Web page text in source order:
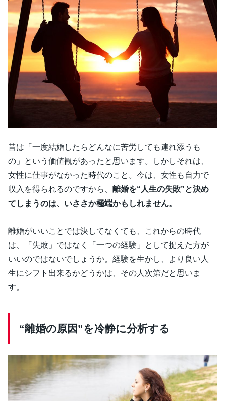
昔は「一度結婚したらどんなに苦労しても連れ添うも
の」という価値観があったと思います。しかしそれは、
女性に仕事がなかった時代のこと。今は、女性も自力で
収入を得られるのですから、離婚を“人生の失敗”と決め
てしまうのは、いささか極端かもしれません。
離婚がいいことでは決してなくても、これからの時代
は、「失敗」ではなく「一つの経験」として捉えた方が
いいのではないでしょうか。経験を生かし、より良い人
生にシフト出来るかどうかは、その人次第だと思いま
す。
“離婚の原因”を冷静に分析する